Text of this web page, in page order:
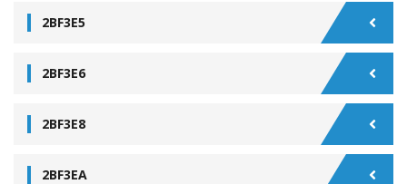
2BF3E5
2BF3E6
2BF3E8
2BF3EA